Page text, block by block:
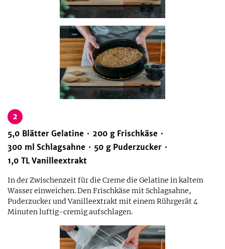
2
5,0 Blätter Gelatine 200 g Frischkäse
300 ml Schlagsahne 50 g Puderzucker
1,0 TL Vanilleextrakt
In der Zwischenzeit für die Creme die Gelatine in kaltem
Wasser einweichen. Den Frischkäse mit Schlagsahne,
Puderzucker und Vanilleextrakt mit einem Rührgerät 4
Minuten luftig-cremig aufschlagen.